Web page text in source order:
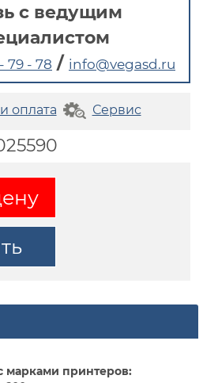
с ведущим
79 - 78 / info@vegasd.ru
оплата Сервис
марками принтеров: